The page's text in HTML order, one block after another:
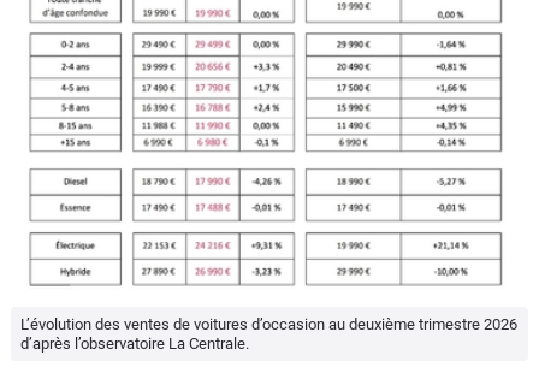
L’évolution des ventes de voitures d’occasion au deuxième trimestre 2026
d’après l’observatoire La Centrale.